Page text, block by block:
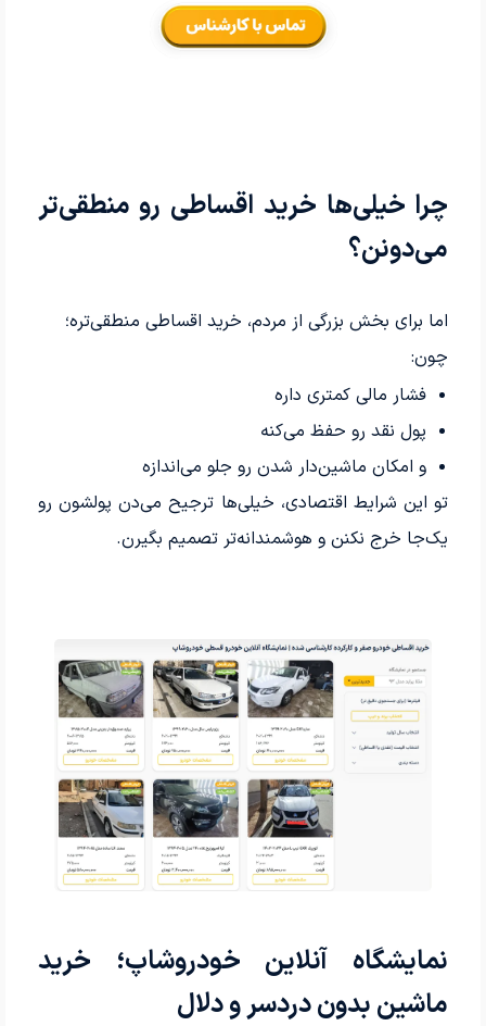
چرا خیلی‌ها خرید اقساطی رو منطقی‌تر
می‌دونن؟
اما برای بخش بزرگی از مردم، خرید اقساطی منطقی‌تره؛
چون:
فشار مالی کمتری داره
پول نقد رو حفظ می‌کنه
و امکان ماشین‌دار شدن رو جلو می‌اندازه
تو این شرایط اقتصادی، خیلی‌ها ترجیح می‌دن پولشون رو
یک‌جا خرج نکنن و هوشمندانه‌تر تصمیم بگیرن.
نمایشگاه آنلاین خودروشاپ؛ خرید
ماشین بدون دردسر و دلال